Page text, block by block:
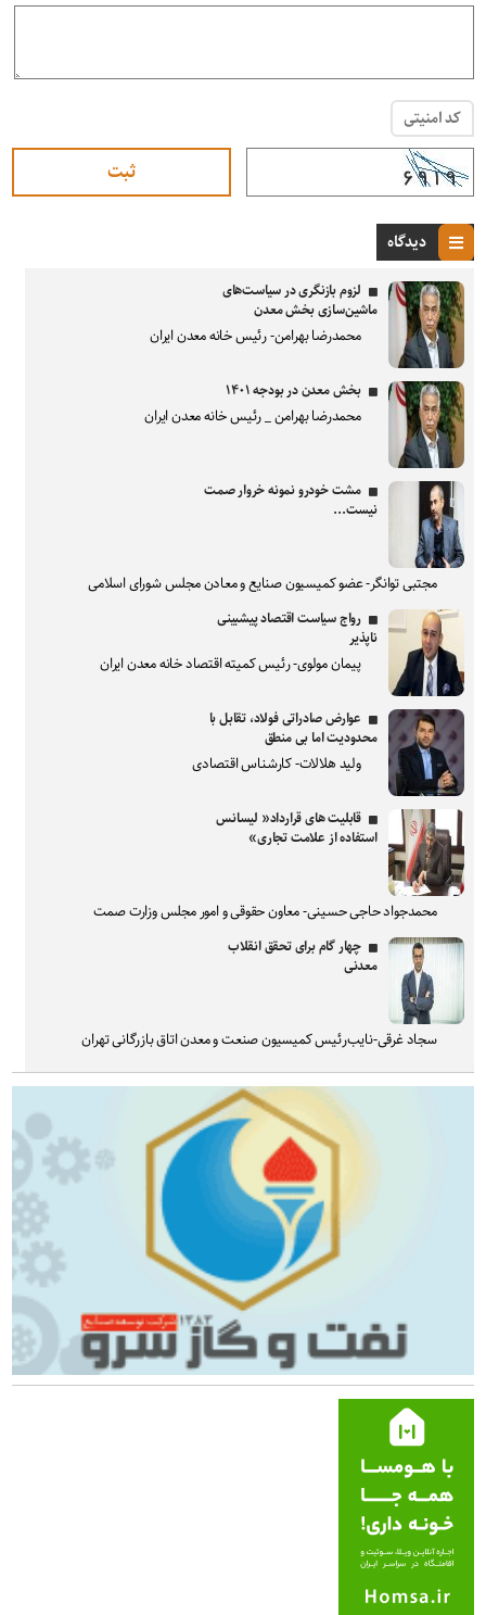
کد امنیتی
دیدگاه
لزوم بازنگری در سیاست‌های
ماشین‌سازی بخش معدن
محمدرضا بهرامن- رئیس خانه معدن ایران
بخش معدن در بودجه ۱۴۰۱
محمدرضا بهرامن _ رئیس خانه معدن ایران
مشت خودرو نمونه خروار صمت
نیست...
مجتبی توانگر- عضو کمیسیون صنایع و معادن مجلس شورای اسلامی
رواج سیاست اقتصاد پیشبینی
ناپذیر
پیمان مولوی- رئیس کمیته اقتصاد خانه معدن ایران
عوارض صادراتی فولاد، تقابل با
محدودیت اما بی منطق
ولید هلالات- کارشناس اقتصادی
قابلیت های قرارداد« لیسانس
استفاده از علامت تجاری»
محمدجواد حاجی حسینی- معاون حقوقی و امور مجلس وزارت صمت
چهار گام برای تحقق انقلاب
معدنی
سجاد غرقی-نایب‌رئیس کمیسیون صنعت و معدن اتاق بازرگانی تهران